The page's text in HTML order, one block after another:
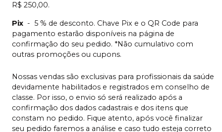
R$ 250,00.
Pix - 5 % de desconto. Chave Pix e o QR Code para
pagamento estarão disponíveis na página de
confirmação do seu pedido. *Não cumulativo com
outras promoções ou cupons.
Nossas vendas são exclusivas para profissionais da saúde
devidamente habilitados e registrados em conselho de
classe. Por isso, o envio só será realizado após a
confirmação dos dados cadastrais e dos itens que
constam no pedido. Fique atento, após você finalizar
seu pedido faremos a análise e caso tudo esteja correto